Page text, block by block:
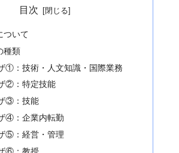
目次
ついて
種類
①：技術・人文知識・国際業務
②：特定技能
③：技能
④：企業内転勤
⑤：経営・管理